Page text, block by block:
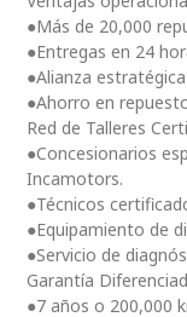
●Más de 20,000
●Entregas en 24
●Alianza
●Ahorro en
Red de Talleres
●Concesionarios
Incamotors.
●Técnicos
●Equipamiento de
●Servicio de
Garantía
●7 años o 200,000